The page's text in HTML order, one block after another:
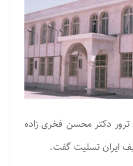
ترور دکتر محسن فخری زاده
ایران تسلیت گفت.